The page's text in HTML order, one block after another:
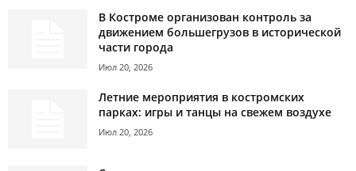
В Костроме организован контроль за
движением большегрузов в исторической
части города
Июл 20, 2026
Летние мероприятия в костромских
парках: игры и танцы на свежем воздухе
Июл 20, 2026